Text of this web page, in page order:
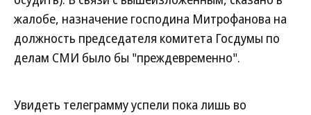
жалобе, назначение господина Митрофанова на
должность председателя комитета Госдумы по
делам СМИ было бы "преждевременно".
Увидеть телеграмму успели пока лишь во